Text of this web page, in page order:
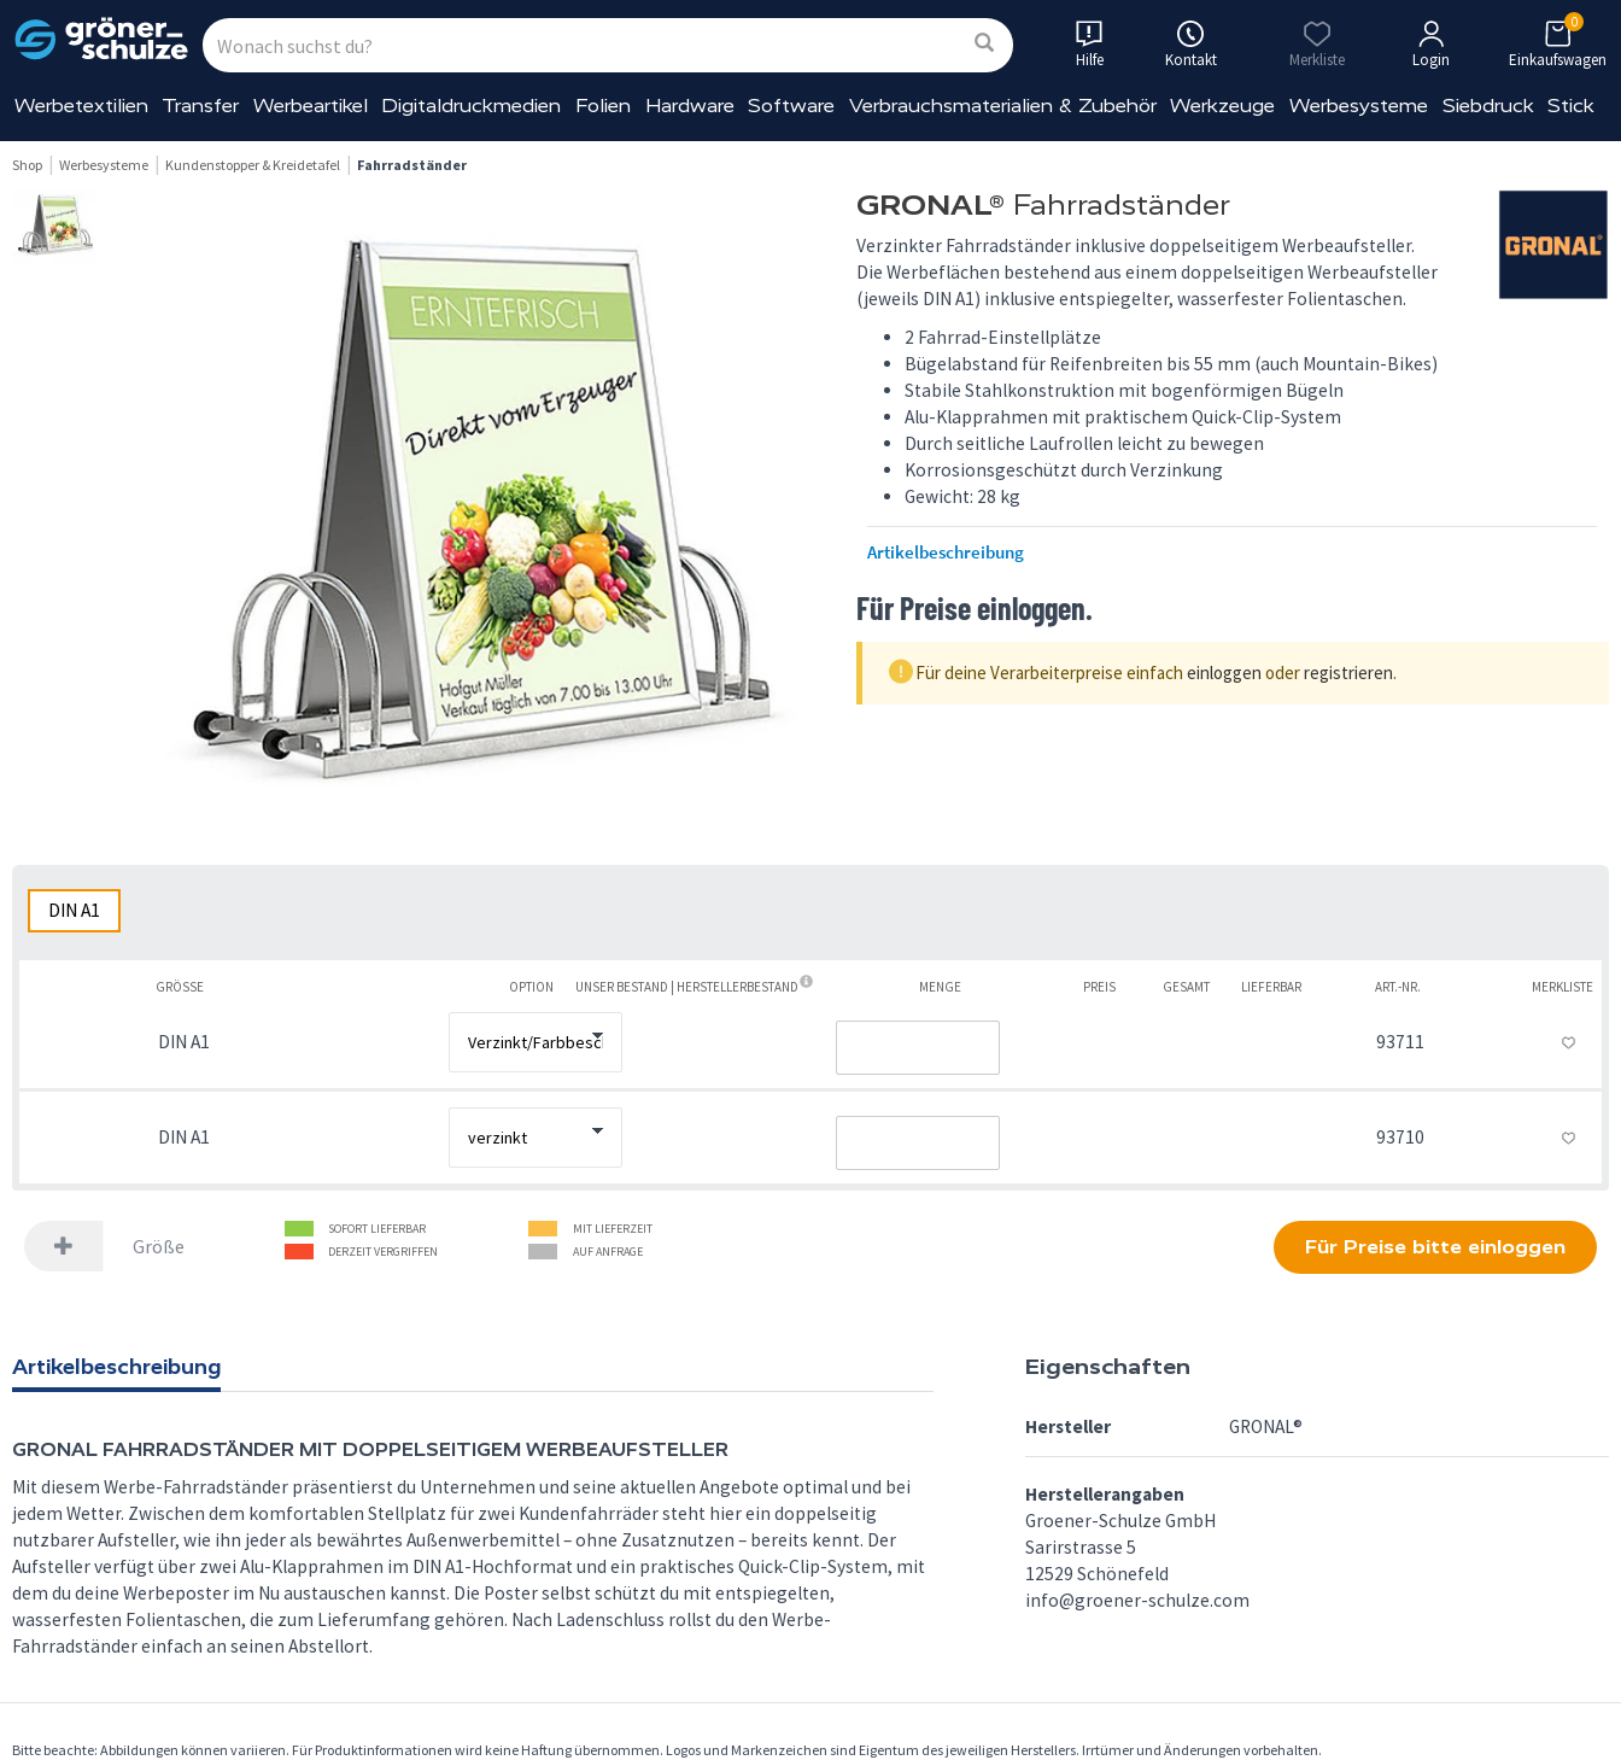
Hilfe Kontakt Merkliste Login Einkaufswagen
0
Werbetextilien Transfer Werbeartikel Digitaldruckmedien Folien Hardware Software Verbrauchsmaterialien & Zubehör Werkzeuge Werbesysteme Siebdruck Stick
Shop Werbesysteme Kundenstopper & Kreidetafel Fahrradständer
GRONAL® Fahrradständer
Verzinkter Fahrradständer inklusive doppelseitigem Werbeaufsteller.
Die Werbeflächen bestehend aus einem doppelseitigen Werbeaufsteller
(jeweils DIN A1) inklusive entspiegelter, wasserfester Folientaschen.
2 Fahrrad-Einstellplätze
Bügelabstand für Reifenbreiten bis 55 mm (auch Mountain-Bikes)
Stabile Stahlkonstruktion mit bogenförmigen Bügeln
Alu-Klapprahmen mit praktischem Quick-Clip-System
Durch seitliche Laufrollen leicht zu bewegen
Korrosionsgeschützt durch Verzinkung
Gewicht: 28 kg
Artikelbeschreibung
Für Preise einloggen.
Für deine Verarbeiterpreise einfach einloggen oderregistrieren.
DIN A1
GRÖSSE
DIN A1
OPTION UNSER BESTAND | HERSTELLERBESTAND MENGE PREIS GESAMT LIEFERBAR ART.-NR.
93711
MERKLISTE
DIN A1 93710
Größe
SOFORT LIEFERBAR
MIT LIEFERZEIT
DERZEIT VERGRIFFEN
AUF ANFRAGE Für Preise bitte einloggen
Artikelbeschreibung
GRONAL FAHRRADSTÄNDER MIT DOPPELSEITIGEM WERBEAUFSTELLER
Mit diesem Werbe-Fahrradständer präsentierst du Unternehmen und seine aktuellen Angebote optimal und bei
jedem Wetter. Zwischen dem komfortablen Stellplatz für zwei Kundenfahrräder steht hier ein doppelseitig
nutzbarer Aufsteller, wie ihn jeder als bewährtes Außenwerbemittel – ohne Zusatznutzen – bereits kennt. Der
Aufsteller verfügt über zwei Alu-Klapprahmen im DIN A1-Hochformat und ein praktisches Quick-Clip-System, mit
dem du deine Werbeposter im Nu austauschen kannst. Die Poster selbst schützt du mit entspiegelten,
wasserfesten Folientaschen, die zum Lieferumfang gehören. Nach Ladenschluss rollst du den Werbe-
Fahrradständer einfach an seinen Abstellort.
Eigenschaften
Hersteller GRONAL®
Herstellerangaben
Groener-Schulze GmbH
Sarirstrasse 5
12529 Schönefeld
info@groener-schulze.com
Bitte beachte: Abbildungen können variieren. Für Produktinformationen wird keine Haftung übernommen. Logos und Markenzeichen sind Eigentum des jeweiligen Herstellers. Irrtümer und Änderungen vorbehalten.